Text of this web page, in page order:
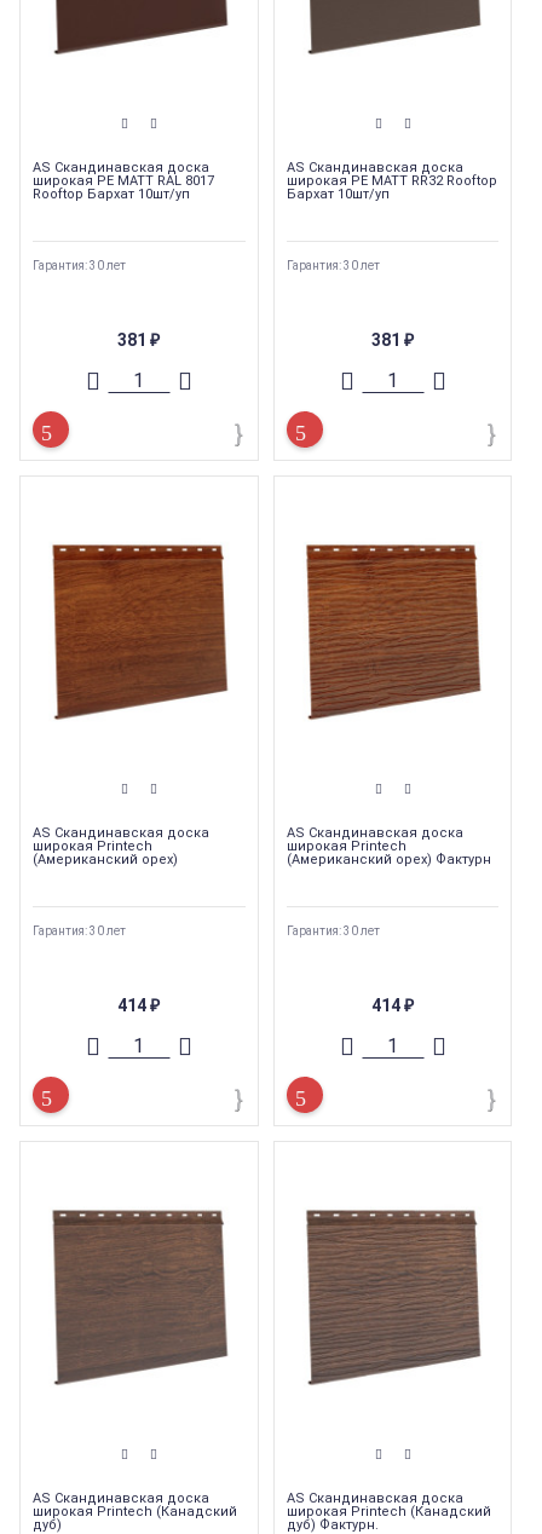
AS Скандинавская доска
широкая PE MATT RAL 8017
Rooftop Бархат 10шт/уп
Гарантия: 30 лет
381₽
AS Скандинавская доска
широкая PE MATT RR32 Rooftop
Бархат 10шт/уп
Гарантия: 30 лет
381₽
AS Скандинавская доска
широкая Printech
(Американский орех)
Гарантия: 30 лет
414₽
AS Скандинавская доска
широкая Printech
(Американский орех) Фактурн
Гарантия: 30 лет
414₽
AS Скандинавская доска
широкая Printech (Канадский
дуб)
AS Скандинавская доска
широкая Printech (Канадский
дуб) Фактурн.